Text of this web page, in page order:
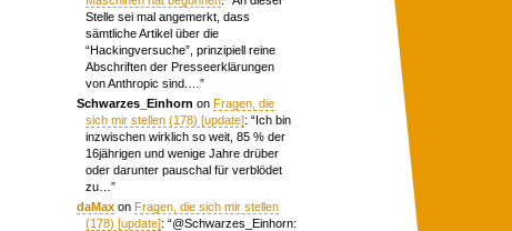
Stelle sei mal angemerkt, dass
sämtliche Artikel über die
“Hackingversuche”, prinzipiell reine
Abschriften der Presseerklärungen
von Anthropic sind.… ”
Schwarzes_Einhorn onFragen, die
sich mir stellen (178) [update]: “Ich bin
inzwischen wirklich so weit, 85 % der
16jährigen und wenige Jahre drüber
oder darunter pauschal für verblödet
zu… ”
daMax onFragen, die sich mir stellen
(178) [update]: “@Schwarzes_Einhorn: